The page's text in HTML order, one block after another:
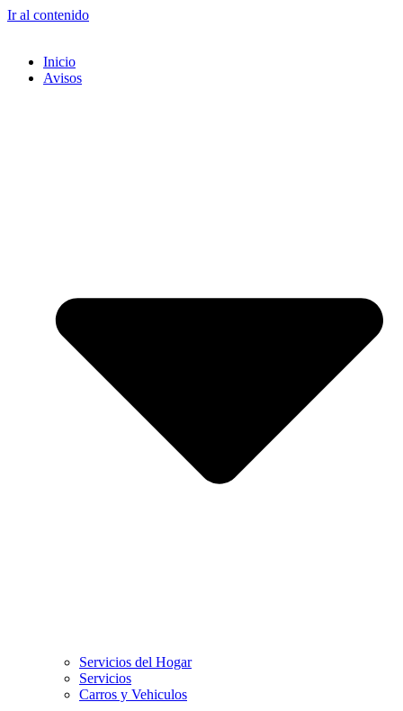
Ir al contenido
Inicio
Avisos
Servicios del Hogar
Servicios
Carros y Vehiculos